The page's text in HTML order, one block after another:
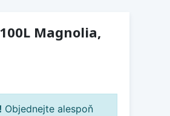
Magnolia,
Objednejte alespoň